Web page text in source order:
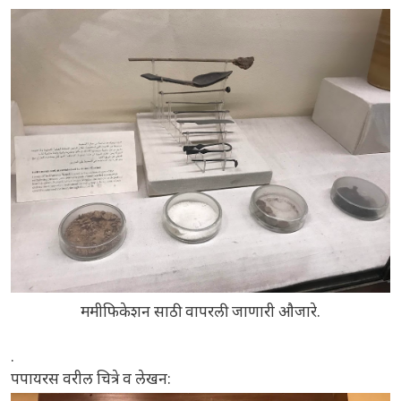
ममीफिकेशन साठी वापरली जाणारी औजारे.
.
पपायरस वरील चित्रे व लेखन: